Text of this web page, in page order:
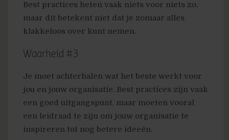
Best practices heten vaak niets voor niets zo,
maar dit betekent niet dat je zomaar alles
klakkeloos over kunt nemen.
Waarheid #3
Je moet achterhalen wat het beste werkt voor
jou en jouw organisatie. Best practices zijn vaak
een goed uitgangspunt, maar moeten vooral
een leidraad te zijn om jouw organisatie te
inspireren tot nog betere ideeën.